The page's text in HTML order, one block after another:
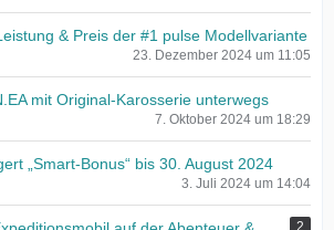
& Preis der #1 pulse Modellvariante
23. Dezember 2024 um 11:05
mit Original-Karosserie unterwegs
7. Oktober 2024 um 18:29
„Smart-Bonus“ bis 30. August 2024
3. Juli 2024 um 14:04
2